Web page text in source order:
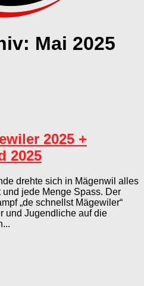
Mai 2025
2025 +
2025
drehte sich in Mägenwil alles
jede Menge Spass. Der
„de schnellst Mägewiler“
und Jugendliche auf die